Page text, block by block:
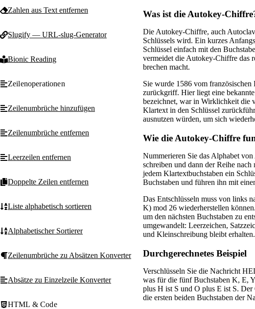
Zahlen aus Text entfernen
Slugify — URL-slug-Generator
Bionic Reading
Zeilenoperationen
Zeilenumbrüche hinzufügen
Zeilenumbrüche entfernen
Leerzeilen entfernen
Doppelte Zeilen entfernen
Liste alphabetisch sortieren
Alphabetischer Sortierer
Zeilenumbrüche zu Absätzen Konverter
Absätze zu Einzelzeile Konverter
HTML & Code
Was ist die Autokey-
Die Autokey-Chiffre, auch
Schlüssels wird. Ein kurzes
Schlüssel einfach mit den
vermeidet die Autokey-Chiffre das
brechen macht.
Sie wurde 1586 vom
zurückgriff. Hier liegt eine
bezeichnet, war in Wirklichkeit die
Klartext in den Schlüssel
ausnutzen würden, um sich
Wie die Autokey-Chiffre
Nummerieren Sie das Alphabet
schreiben und dann der Reihe
jedem Klartextbuchstaben ein
Buchstaben und führen ihn mit
Das Entschlüsseln muss von links
K) mod 26 wiederherstellen
um den nächsten Buchstaben zu
umgewandelt: Leerzeichen,
und Kleinschreibung bleibt erhalten.
Durchgerechnetes Beispiel
Verschlüsseln Sie die Nachricht
was für die fünf Buchstaben K, E,
plus H ist S und O plus E ist S. Der
die ersten beiden Buchstaben der